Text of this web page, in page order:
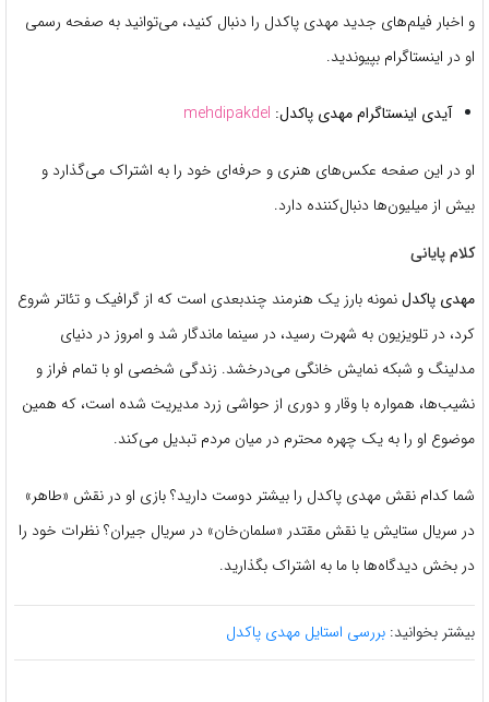
و اخبار فیلم‌های جدید مهدی پاکدل را دنبال کنید، می‌توانید به صفحه رسمی
او در اینستاگرام بپیوندید.
آیدی اینستاگرام مهدی پاکدل: mehdipakdel
او در این صفحه عکس‌های هنری و حرفه‌ای خود را به اشتراک می‌گذارد و
بیش از میلیون‌ها دنبال‌کننده دارد.
کلام پایانی
مهدی پاکدلنمونه بارز یک هنرمند چندبعدی است که از گرافیک و تئاتر شروع
کرد، در تلویزیون به شهرت رسید، در سینما ماندگار شد و امروز در دنیای
مدلینگ و شبکه نمایش خانگی می‌درخشد. زندگی شخصی او با تمام فراز و
نشیب‌ها، همواره با وقار و دوری از حواشی زرد مدیریت شده است، که همین
موضوع او را به یک چهره محترم در میان مردم تبدیل می‌کند.
شما کدام نقش مهدی پاکدل را بیشتر دوست دارید؟ بازی او در نقش «طاهر»
در سریال ستایش یا نقش مقتدر «سلمان‌خان» در سریال جیران؟ نظرات خود را
در بخش دیدگاه‌ها با ما به اشتراک بگذارید.
بیشتر بخوانید: بررسی استایل مهدی پاکدل